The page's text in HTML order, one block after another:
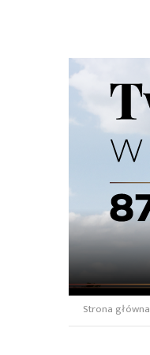
Ścieżka
Strona główna